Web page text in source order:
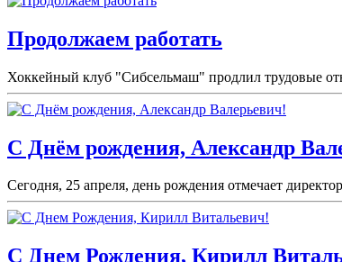
Продолжаем работать
Хоккейный клуб "Сибсельмаш" продлил трудовые
С Днём рождения, Александр
Сегодня, 25 апреля, день рождения отмечает
С Днем Рождения, Кирилл